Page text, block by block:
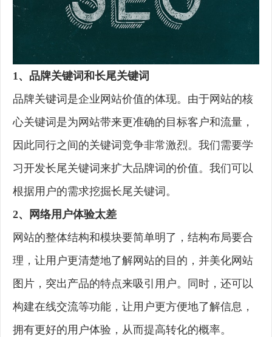
1、品牌关键词和长尾关键词
品牌关键词是企业网站价值的体现。由于网站的核
心关键词是为网站带来更准确的目标客户和流量，
因此同行之间的关键词竞争非常激烈。我们需要学
习开发长尾关键词来扩大品牌词的价值。我们可以
根据用户的需求挖掘长尾关键词。
2、网络用户体验太差
网站的整体结构和模块要简单明了，结构布局要合
理，让用户更清楚地了解网站的目的，并美化网站
图片，突出产品的特点来吸引用户。同时，还可以
构建在线交流等功能，让用户更方便地了解信息，
拥有更好的用户体验，从而提高转化的概率。